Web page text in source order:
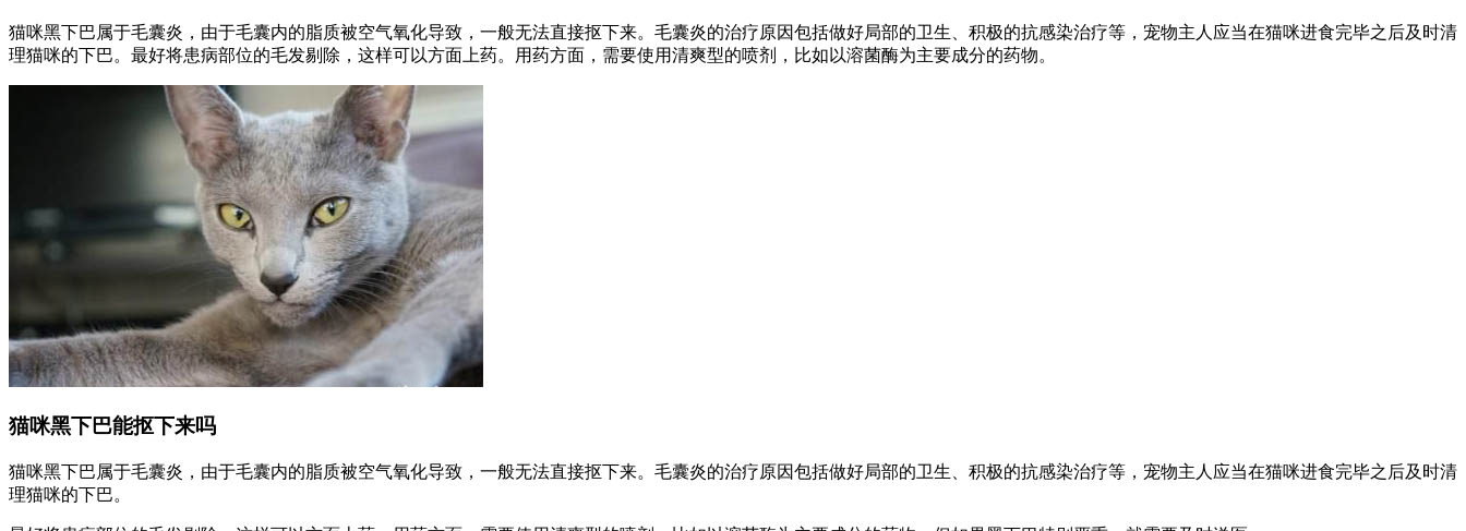
猫咪黑下巴属于毛囊炎，由于毛囊内的脂质被空气氧化导致，一般无法直接抠下来。毛囊炎的治疗原因包括做好局部的卫生、积极的抗感染治疗等，宠物主人应当在猫咪进食完毕之后及时清
理猫咪的下巴。最好将患病部位的毛发剔除，这样可以方面上药。用药方面，需要使用清爽型的喷剂，比如以溶菌酶为主要成分的药物。
猫咪黑下巴能抠下来吗
猫咪黑下巴属于毛囊炎，由于毛囊内的脂质被空气氧化导致，一般无法直接抠下来。毛囊炎的治疗原因包括做好局部的卫生、积极的抗感染治疗等，宠物主人应当在猫咪进食完毕之后及时清
理猫咪的下巴。